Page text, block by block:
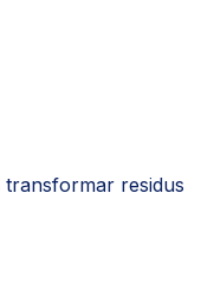
residus